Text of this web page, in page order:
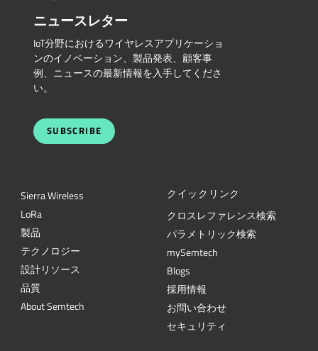
ニュースレター
IoT分野におけるワイヤレスアプリケーショ
ンのイノベーション、製品発表、顧客事
例、ニュースの最新情報を入手してくださ
い。
SUBSCRIBE
Sierra Wireless
LoRa
製品
テクノロジー
設計リソース
品質
About Semtech
クイックリンク
クロスレファレンス検索
パラメトリック検索
mySemtech
Blogs
採用情報
お問い合わせ
セキュリティ